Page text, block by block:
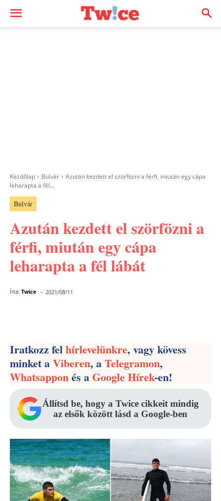
Kezdőlap Bulvár
Azután kezdett el szörfözni a férfi, miután egy cápa
leharapta a fél...
Bulvár
Azután kezdett el szörfözni a
férfi, miután egy cápa
leharapta a fél lábát
Írta: Twice - 2021/08/11
Iratkozz felhírlevelünkre, vagy kövess
minket aViberen, aTelegramon,
Whatsapponés aGoogle Hírek-en!
Állítsd be, hogy a Twice cikkeit mindig
az elsők között lásd a Google-ben